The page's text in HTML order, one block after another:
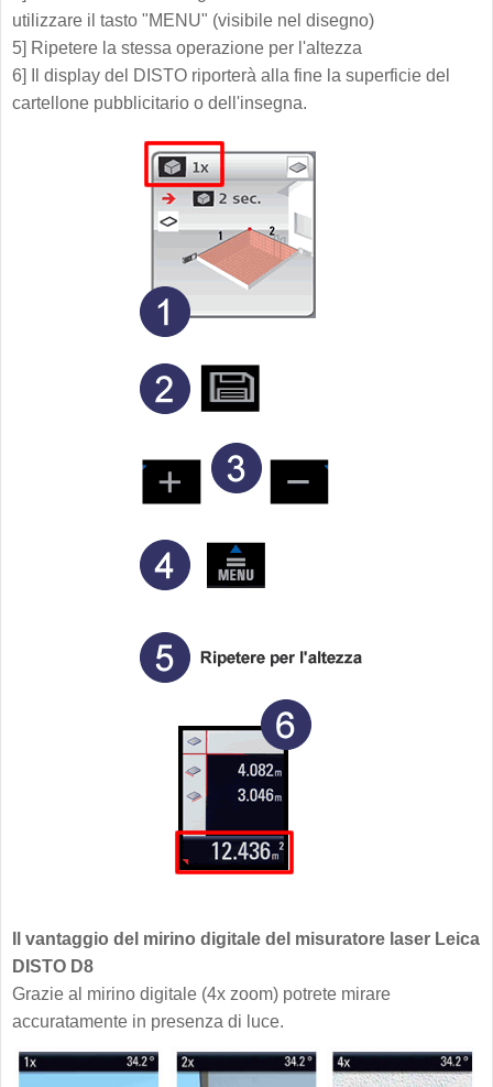
utilizzare il tasto "MENU" (visibile nel disegno)
5] Ripetere la stessa operazione per l'altezza
6] Il display del DISTO riporterà alla fine la superficie del
cartellone pubblicitario o dell'insegna.
Il vantaggio del mirino digitale del misuratore laser Leica
DISTO D8
Grazie al mirino digitale (4x zoom) potrete mirare
accuratamente in presenza di luce.